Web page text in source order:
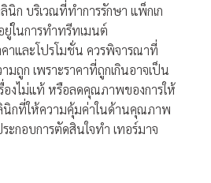
นิก บริเวณที่ทำการรักษา แพ็กเก
ยู่ในการทำทรีทเมนต์
คาและโปรโมชั่น ควรพิจารณาที่
มถูก เพราะราคาที่ถูกเกินอาจเป็น
งไม่แท้ หรือลดคุณภาพของการให้
นิกที่ให้ความคุ้มค่าในด้านคุณภาพ
กอบการตัดสินใจทำ เทอร์มาจ